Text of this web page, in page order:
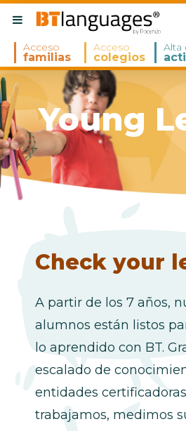
Acceso
familias
Acceso
colegios
Alta
Young
Check your
A partir de los 7 años,
alumnos están listos
lo aprendido con BT.
escalado de
entidades
trabajamos, medimos